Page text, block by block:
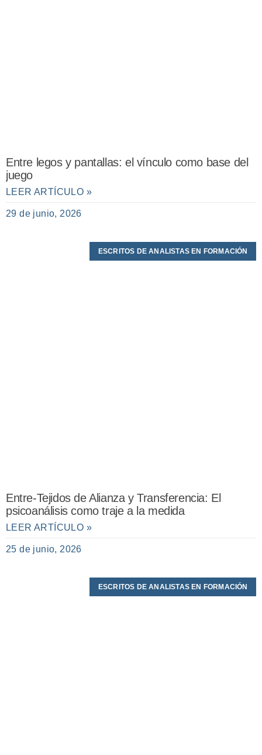
Entre legos y pantallas: el vínculo como base del
juego
LEER ARTÍCULO »
29 de junio, 2026
ESCRITOS DE ANALISTAS EN FORMACIÓN
Entre-Tejidos de Alianza y Transferencia: El
psicoanálisis como traje a la medida
LEER ARTÍCULO »
25 de junio, 2026
ESCRITOS DE ANALISTAS EN FORMACIÓN